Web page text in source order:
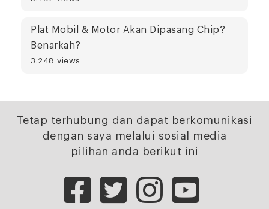
Plat Mobil & Motor Akan Dipasang Chip?
Benarkah?
3.248 views
Tetap terhubung dan dapat berkomunikasi
dengan saya melalui sosial media
pilihan anda berikut ini